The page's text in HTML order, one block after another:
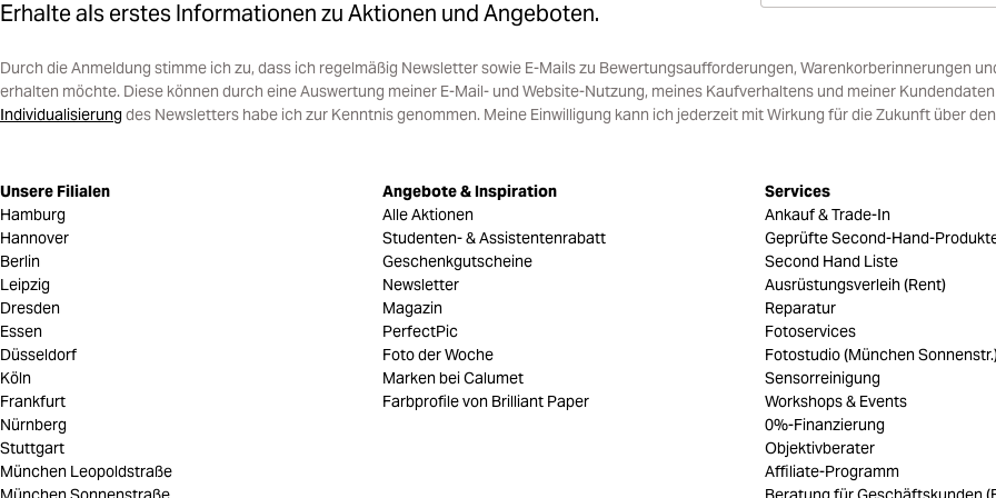
Erhalte als erstes Informationen zu Aktionen und Angeboten.
Durch die Anmeldung stimme ich zu, dass ich regelmäßig Newsletter sowie E-Mails zu Bewertungsaufforderungen, Warenkorberinnerungen
erhalten möchte. Diese können durch eine Auswertung meiner E-Mail- und Website-Nutzung, meines Kaufverhaltens und meiner
Individualisierungdes Newsletters habe ich zur Kenntnis genommen. Meine Einwilligung kann ich jederzeit mit Wirkung für die Zukunft über
Unsere Filialen
Hamburg
Hannover
Berlin
Leipzig
Dresden
Essen
Düsseldorf
Köln
Frankfurt
Nürnberg
Stuttgart
München Leopoldstraße
Angebote & Inspiration
Alle Aktionen
Studenten- & Assistentenrabatt
Geschenkgutscheine
Newsletter
Magazin
PerfectPic
Foto der Woche
Marken bei Calumet
Farbprofile von Brilliant Paper
Services
Ankauf & Trade-In
Geprüfte Second-Hand-
Second Hand Liste
Ausrüstungsverleih (Rent)
Reparatur
Fotoservices
Fotostudio (München
Sensorreinigung
Workshops & Events
0%-Finanzierung
Objektivberater
Affiliate-Programm